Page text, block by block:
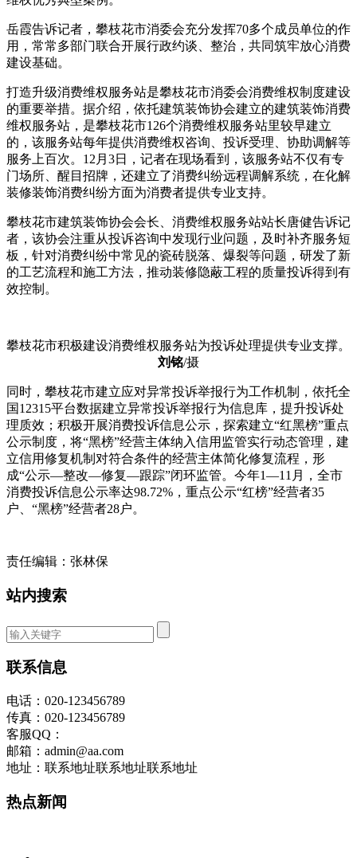
岳霞告诉记者，攀枝花市消委会充分发挥70多个成员单位的作
用，常常多部门联合开展行政约谈、整治，共同筑牢放心消费
建设基础。
打造升级消费维权服务站是攀枝花市消委会消费维权制度建设
的重要举措。据介绍，依托建筑装饰协会建立的建筑装饰消费
维权服务站，是攀枝花市126个消费维权服务站里较早建立
的，该服务站每年提供消费维权咨询、投诉受理、协助调解等
服务上百次。12月3日，记者在现场看到，该服务站不仅有专
门场所、醒目招牌，还建立了消费纠纷远程调解系统，在化解
装修装饰消费纠纷方面为消费者提供专业支持。
攀枝花市建筑装饰协会会长、消费维权服务站站长唐健告诉记
者，该协会注重从投诉咨询中发现行业问题，及时补齐服务短
板，针对消费纠纷中常见的瓷砖脱落、爆裂等问题，研发了新
的工艺流程和施工方法，推动装修隐蔽工程的质量投诉得到有
效控制。
攀枝花市积极建设消费维权服务站为投诉处理提供专业支撑。
刘铭/摄
同时，攀枝花市建立应对异常投诉举报行为工作机制，依托全
国12315平台数据建立异常投诉举报行为信息库，提升投诉处
理质效；积极开展消费投诉信息公示，探索建立“红黑榜”重点
公示制度，将“黑榜”经营主体纳入信用监管实行动态管理，建
立信用修复机制对符合条件的经营主体简化修复流程，形
成“公示—整改—修复—跟踪”闭环监管。今年1—11月，全市
消费投诉信息公示率达98.72%，重点公示“红榜”经营者35
户、“黑榜”经营者28户。
责任编辑：张林保
站内搜索
联系信息
电话：020-123456789
传真：020-123456789
客服QQ：
邮箱：admin@aa.com
地址：联系地址联系地址联系地址
热点新闻